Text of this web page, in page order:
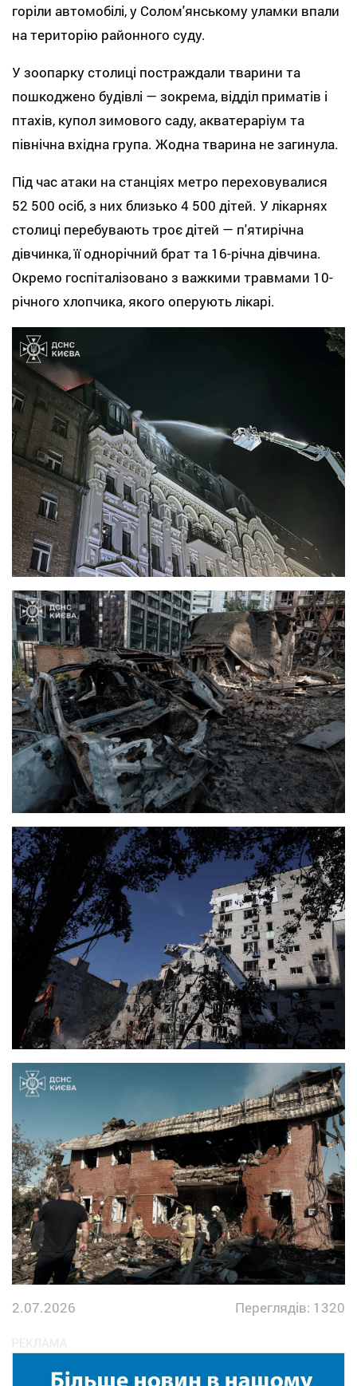
горіли автомобілі, у Солом'янському уламки впали
на територію районного суду.
У зоопарку столиці постраждали тварини та
пошкоджено будівлі — зокрема, відділ приматів і
птахів, купол зимового саду, акватераріум та
північна вхідна група. Жодна тварина не загинула.
Під час атаки на станціях метро переховувалися
52 500 осіб, з них близько 4 500 дітей. У лікарнях
столиці перебувають троє дітей — п'ятирічна
дівчинка, її однорічний брат та 16-річна дівчина.
Окремо госпіталізовано з важкими травмами 10-
річного хлопчика, якого оперують лікарі.
2.07.2026 Переглядів: 1320